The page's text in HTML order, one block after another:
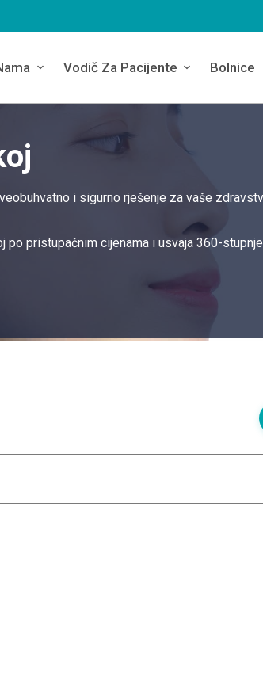
Vodič Za Pacijente Bolnice
i sigurno rješenje za vaše
po pristupačnim cijenama i usvaja 360-